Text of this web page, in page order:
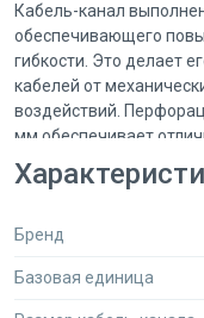
Кабель-канал
обеспечивающего
гибкости. Это делает
кабелей от
воздействий.
мм обеспечивает
что упрощает их
которую будет
долговечность
отрезки длиной 0,5 м,
Бренд
Базовая единица